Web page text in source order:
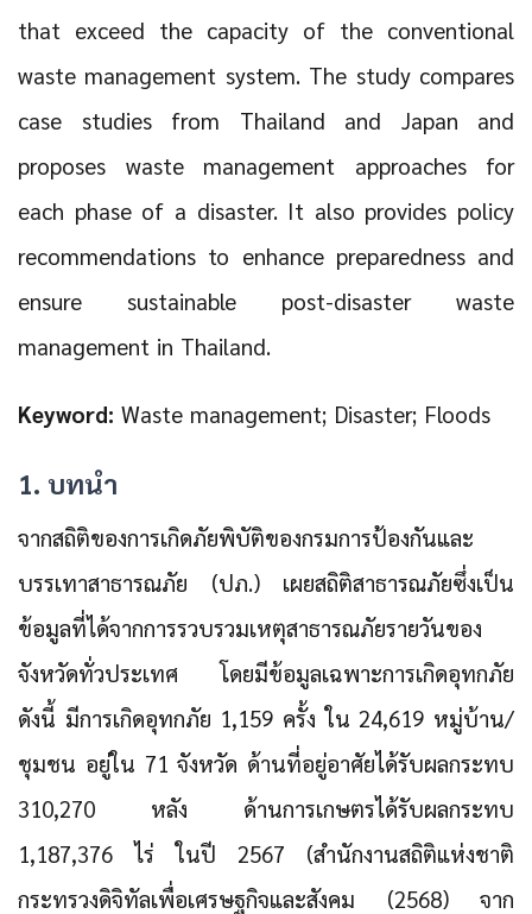
that exceed the capacity of the conventional
waste management system. The study compares
case studies from Thailand and Japan and
proposes waste management approaches for
each phase of a disaster. It also provides policy
recommendations to enhance preparedness and
ensure sustainable post-disaster waste
management in Thailand.
Keyword: Waste management; Disaster; Floods
1. บทนำ
จากสถิติของการเกิดภัยพิบัติของกรมการป้องกันและ
บรรเทาสาธารณภัย (ปภ.) เผยสถิติสาธารณภัยซึ่งเป็น
ข้อมูลที่ได้จากการรวบรวมเหตุสาธารณภัยรายวันของ
จังหวัดทั่วประเทศ โดยมีข้อมูลเฉพาะการเกิดอุทกภัย
ดังนี้ มีการเกิดอุทกภัย 1,159 ครั้ง ใน 24,619 หมู่บ้าน/
ชุมชน อยู่ใน 71 จังหวัด ด้านที่อยู่อาศัยได้รับผลกระทบ
310,270 หลัง ด้านการเกษตรได้รับผลกระทบ
1,187,376 ไร่ ในปี 2567 (สำนักงานสถิติแห่งชาติ
กระทรวงดิจิทัลเพื่อเศรษฐกิจและสังคม (2568) จาก